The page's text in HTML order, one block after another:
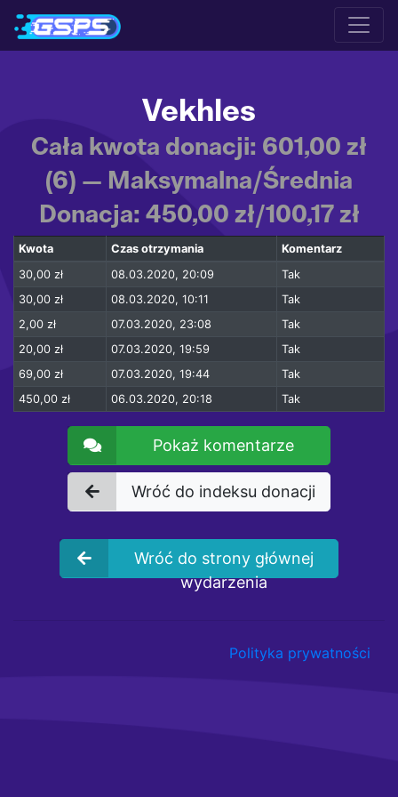
Vekhles
Cała kwota donacji: 601,00 zł
(6) — Maksymalna/Średnia
Donacja: 450,00 zł/100,17 zł
Kwota Czas otrzymania
Komentarz
30,00 zł
08.03.2020, 20:09
Tak
30,00 zł
08.03.2020, 10:11
Tak
2,00 zł
07.03.2020, 23:08
Tak
20,00 zł
07.03.2020, 19:59
Tak
69,00 zł
07.03.2020, 19:44
Tak
450,00 zł
06.03.2020, 20:18 Tak
Pokaż komentarze
Wróć do indeksu donacji
Wróć do strony głównej
wydarzenia
Polityka prywatności